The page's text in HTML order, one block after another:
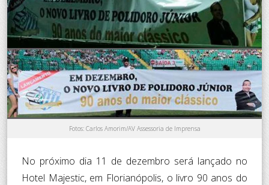
Fotos: Carlos Amorim/AV Assessoria de Imprensa
No próximo dia 11 de dezembro será lançado no
Hotel Majestic, em Florianópolis, o livro 90 anos do